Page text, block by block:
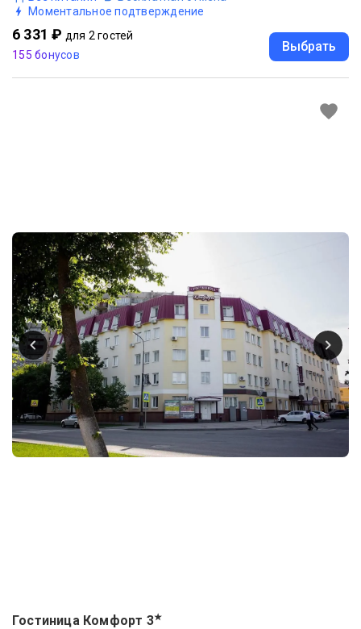
Моментальное подтверждение
6 331 ₽ для 2 гостей
155 бонусов
Выбрать
Гостиница Комфорт 3★